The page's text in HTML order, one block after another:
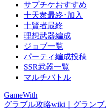
サプチケおすすめ
十天衆最終･加入
十賢者最終
理想武器編成
ジョブ一覧
パーティ編成投稿
SSR武器一覧
マルチバトル
GameWith
グラブル攻略wiki｜グラン